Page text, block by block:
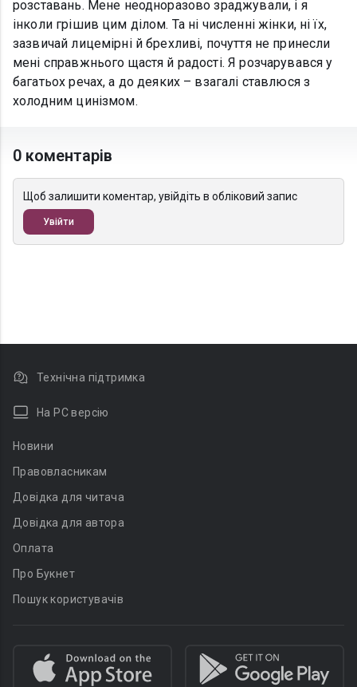
розставань. Мене неодноразово зраджували, і я
інколи грішив цим ділом. Та ні численні жінки, ні їх,
зазвичай лицемірні й брехливі, почуття не принесли
мені справжнього щастя й радості. Я розчарувався у
багатьох речах, а до деяких – взагалі ставлюся з
холодним цинізмом.
0 коментарів
Щоб залишити коментар, увійдіть в обліковий запис
Увійти
Технічна підтримка
На PC версію
Новини
Правовласникам
Довідка для читача
Довідка для автора
Оплата
Про Букнет
Пошук користувачів